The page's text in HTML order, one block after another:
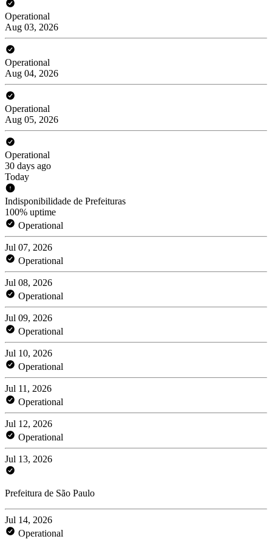
Operational
Aug 03, 2026
Operational
Aug 04, 2026
Operational
Aug 05, 2026
Operational
30 days ago
Today
Indisponibilidade de Prefeituras
100% uptime
Operational
Jul 07, 2026
Operational
Jul 08, 2026
Operational
Jul 09, 2026
Operational
Jul 10, 2026
Operational
Jul 11, 2026
Operational
Jul 12, 2026
Operational
Jul 13, 2026
Prefeitura de São Paulo
Jul 14, 2026
Operational